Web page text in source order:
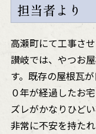
担当者より
高瀬町にて工事さ
讃岐では、やつお
す。既存の屋根瓦
０年が経過したお
ズレがかなりひど
非常に不安を持た